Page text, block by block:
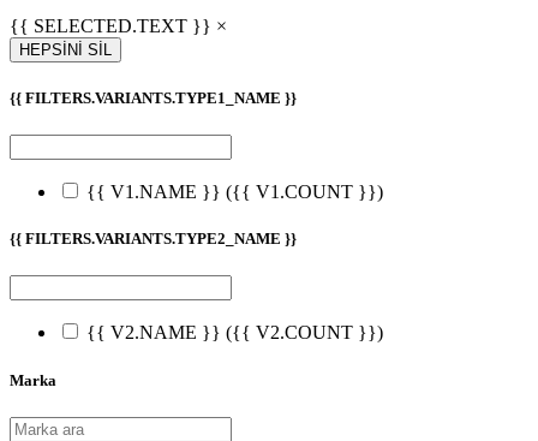
{{ SELECTED.TEXT }} ×
HEPSİNİ SİL
{{ FILTERS.VARIANTS.TYPE1_NAME }}
{{ V1.NAME }} ({{ V1.COUNT }})
{{ FILTERS.VARIANTS.TYPE2_NAME }}
{{ V2.NAME }} ({{ V2.COUNT }})
Marka